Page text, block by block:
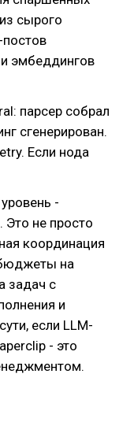
сырого
постов
эмбеддингов
парсер собрал
сгенерирован.
Если нода
-
Это не просто
координация
бюджеты на
задач с
и
если LLM-
- это